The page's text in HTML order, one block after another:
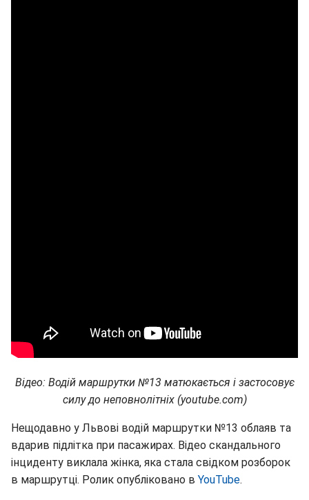
Відео: Водій маршрутки №13 матюкається і застосовує
силу до неповнолітніх (youtube.com)
Нещодавно у Львові водій маршрутки №13 облаяв та
вдарив підлітка при пасажирах. Відео скандального
інциденту виклала жінка, яка стала свідком розборок
в маршрутці. Ролик опубліковано в YouTube.